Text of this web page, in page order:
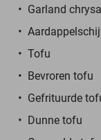
Garland
Tofu
Bevroren tofu
Gefrituurde
Dunne tofu